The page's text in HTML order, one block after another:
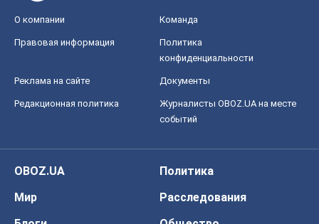
О компании Команда
Правовая информация
Политика
конфиденциальности
Реклама на сайте Документы
Редакционная политика
Журналисты OBOZ.UA на месте
событий
OBOZ.UA
Политика
Мир
Расследования